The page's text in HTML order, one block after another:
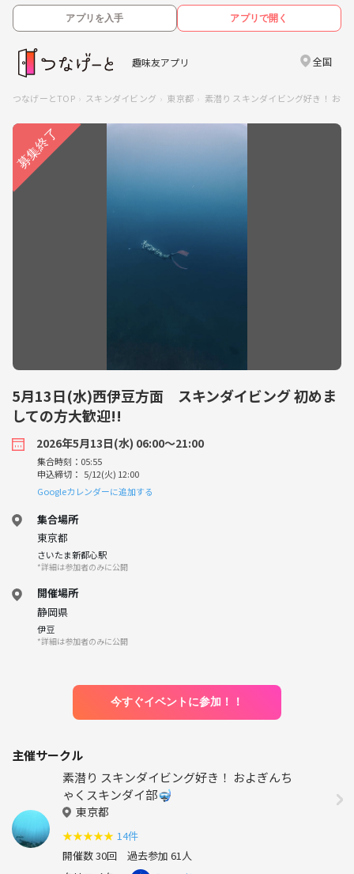
アプリを入手 アプリで開く
趣味友アプリ 全国
つなげーとTOP スキンダイビング 東京都 素潜り スキンダイビング好き！ お
5月13日(水)西伊豆方面 スキンダイビング 初めま
しての方大歓迎!!
2026年5月13日(水) 06:00〜21:00
集合時刻：05:55
申込締切： 5/12(火) 12:00
Googleカレンダーに追加する
集合場所
東京都
さいたま新都心駅
*詳細は参加者のみに公開
開催場所
静岡県
伊豆
*詳細は参加者のみに公開
今すぐイベントに参加！！
主催サークル
素潜り スキンダイビング好き！ およぎんち
ゃくスキンダイ部🤿
東京都
★★★★★ 14件
開催数 30回 過去参加 61人